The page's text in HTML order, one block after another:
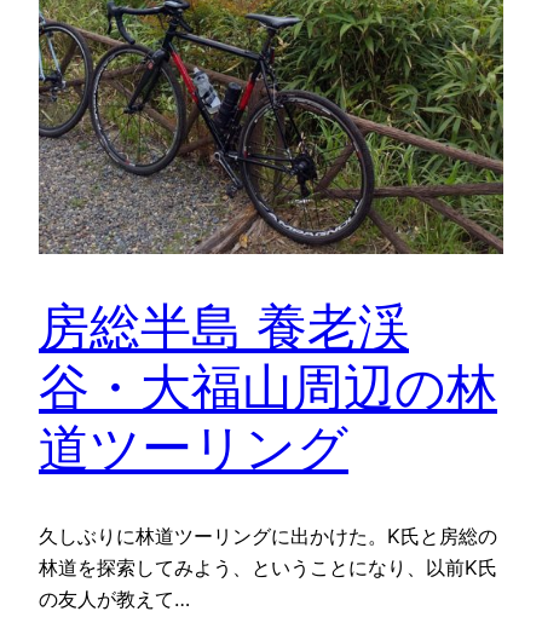
房総半島 養老渓
谷・大福山周辺の林
道ツーリング
久しぶりに林道ツーリングに出かけた。K氏と房総の
林道を探索してみよう、ということになり、以前K氏
の友人が教えて…